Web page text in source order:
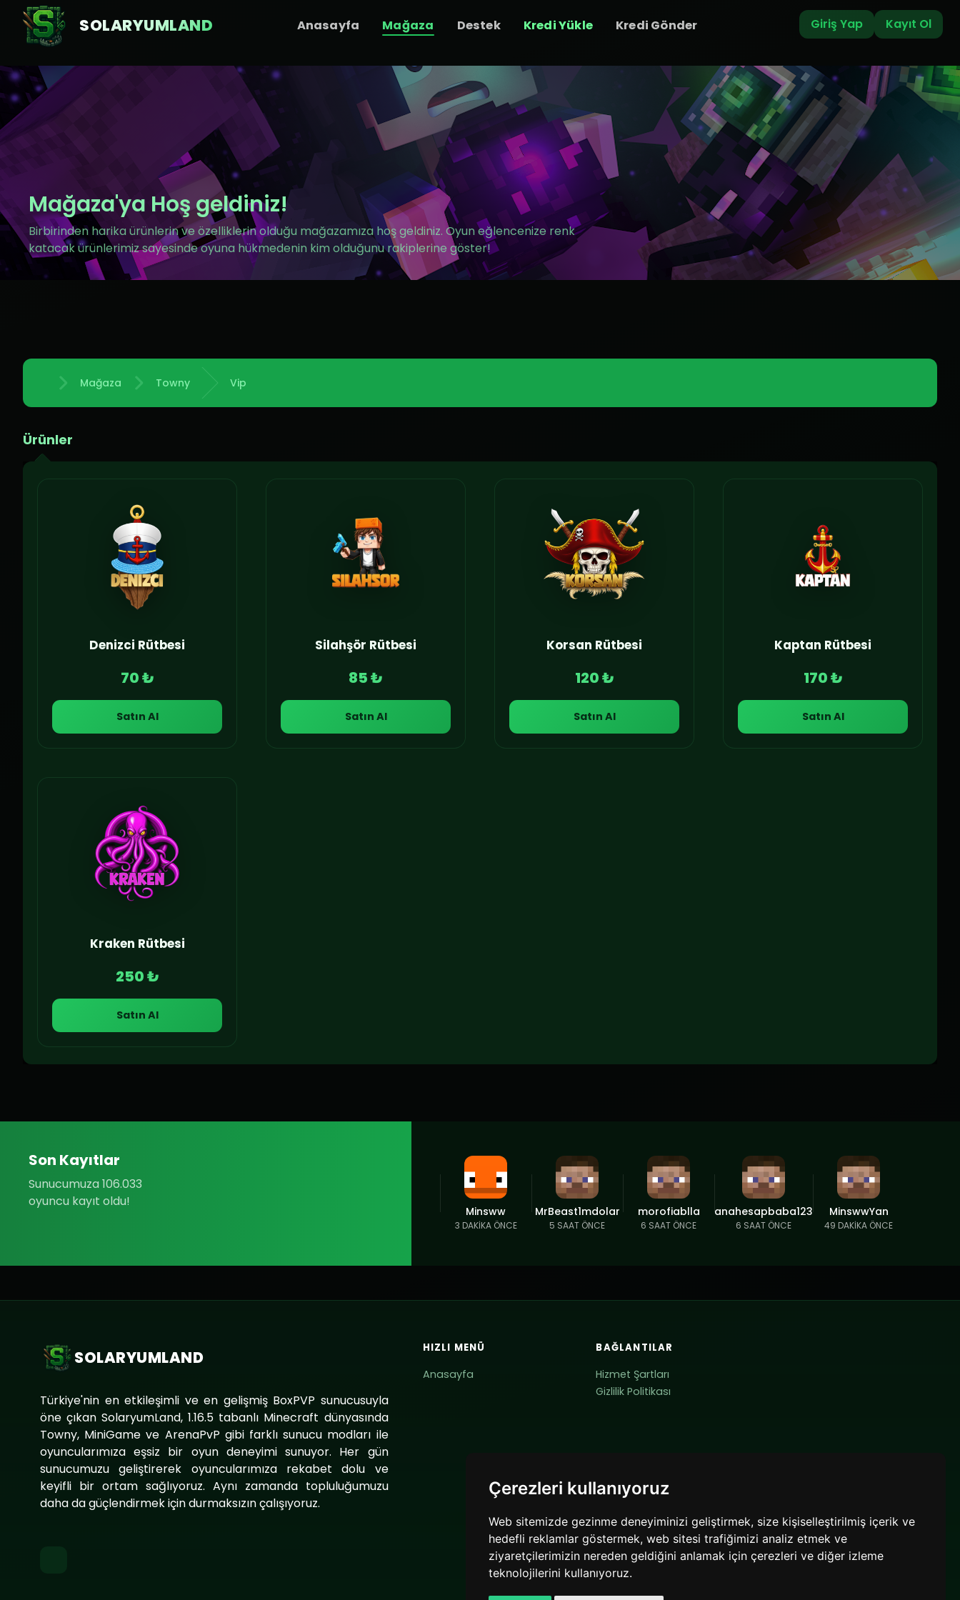
Çerezleri kullanıyoruz
Web sitemizde gezinme deneyiminizi geliştirmek, size kişiselleştirilmiş içerik ve
hedefli reklamlar göstermek, web sitesi trafiğimizi analiz etmek ve
ziyaretçilerimizin nereden geldiğini anlamak için çerezleri ve diğer izleme
teknolojilerini kullanıyoruz.
Giriş Yap Kayıt Ol
SOLARYUMLAND Anasayfa Mağaza Destek Kredi Yükle Kredi Gönder
Mağaza'ya Hoş geldiniz!
Birbirinden harika ürünlerin ve özelliklerin olduğu mağazamıza hoş geldiniz. Oyun eğlencenize renk
katacak ürünlerimiz sayesinde oyuna hükmedenin kim olduğunu rakiplerine göster!
AnasayfaMağaza Towny Vip
Ürünler
Denizci Rütbesi
70 ₺
Satın Al
Silahşör Rütbesi
85 ₺
Satın Al
Korsan Rütbesi
120 ₺
Satın Al
Kaptan Rütbesi
170 ₺
Satın Al
Kraken Rütbesi
250 ₺
Satın Al
Son Kayıtlar
Sunucumuza 106.033
oyuncu kayıt oldu!
Minsww
3 DAKIKA ÖNCE
MrBeast1mdolar
5 SAAT ÖNCE
morofiablla
6 SAAT ÖNCE
anahesapbaba123
6 SAAT ÖNCE
MinswwYan
49 DAKIKA ÖNCE
SOLARYUMLAND
Türkiye'nin en etkileşimli ve en gelişmiş BoxPVP sunucusuyla
öne çıkan SolaryumLand, 1.16.5 tabanlı Minecraft dünyasında
Towny, MiniGame ve ArenaPvP gibi farklı sunucu modları ile
oyuncularımıza eşsiz bir oyun deneyimi sunuyor. Her gün
sunucumuzu geliştirerek oyuncularımıza rekabet dolu ve
keyifli bir ortam sağlıyoruz. Aynı zamanda topluluğumuzu
daha da güçlendirmek için durmaksızın çalışıyoruz.
HIZLI MENÜ
Anasayfa
BAĞLANTILAR
Hizmet Şartları
Gizlilik Politikası